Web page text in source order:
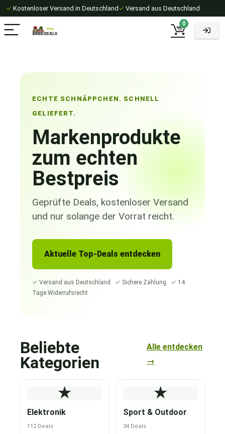
✓ Kostenloser Versand in Deutschland ✓ Versand aus Deutschland
0
ECHTE SCHNÄPPCHEN. SCHNELL
GELIEFERT.
Markenprodukte
zum echten
Bestpreis
Geprüfte Deals, kostenloser Versand
und nur solange der Vorrat reicht.
Aktuelle Top-Deals entdecken
✓ Versand aus Deutschland ✓ Sichere Zahlung ✓ 14
Tage Widerrufsrecht
Beliebte
Kategorien
Alle entdecken
→
★
Elektronik
112 Deals
★
Sport & Outdoor
34 Deals